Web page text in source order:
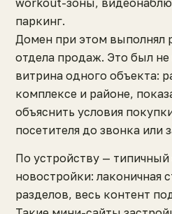
workout-зоны,
паркинг.
Домен при этом выполнял
отдела продаж. Это был
витрина одного объекта:
комплексе и районе,
объяснить условия
посетителя до звонка или
По устройству — типичный
новостройки: лаконичная
разделов, весь контент